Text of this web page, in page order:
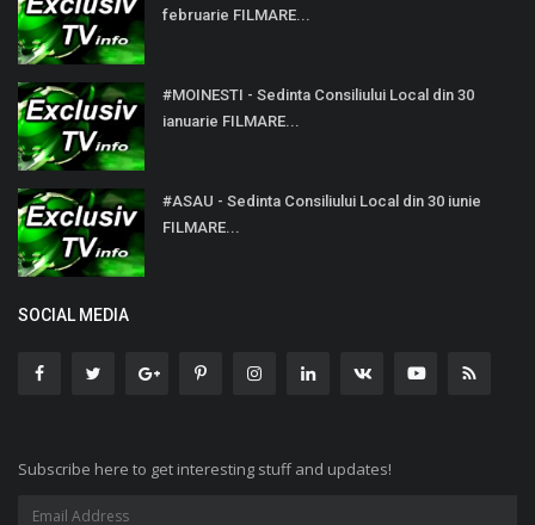
februarie FILMARE...
#MOINESTI - Sedinta Consiliului Local din 30
ianuarie FILMARE...
#ASAU - Sedinta Consiliului Local din 30 iunie
FILMARE...
SOCIAL MEDIA
Subscribe here to get interesting stuff and updates!